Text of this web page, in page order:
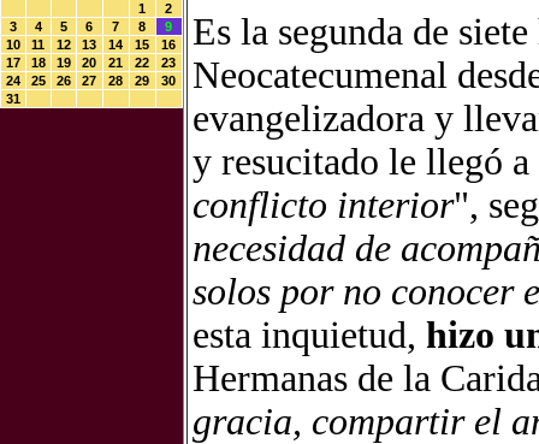
1
2
3
4 5 6 7 8
9
10
11 12 13 14 15
16
17
18 19 20 21 22
23
24
25 26 27 28 29
30
31
Es la segunda de
Neocatecumenal
evangelizadora y
y resucitado le llegó
conflicto interior",
necesidad de
solos por no conocer
esta inquietud, hizo
Hermanas de la
gracia, compartir el